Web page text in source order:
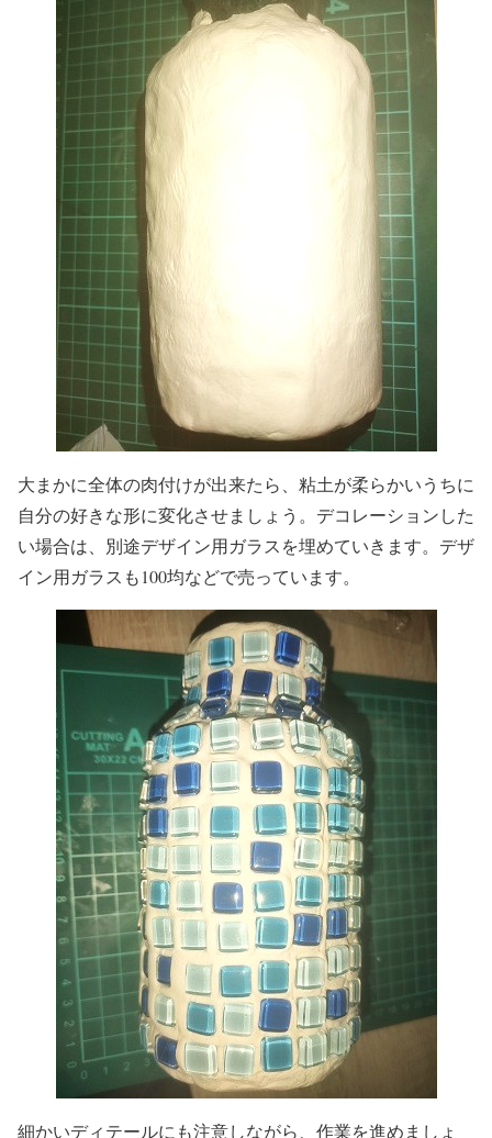
大まかに全体の肉付けが出来たら、粘土が柔らかいうちに
自分の好きな形に変化させましょう。デコレーションした
い場合は、別途デザイン用ガラスを埋めていきます。デザ
イン用ガラスも100均などで売っています。
細かいディテールにも注意しながら、作業を進めましょ